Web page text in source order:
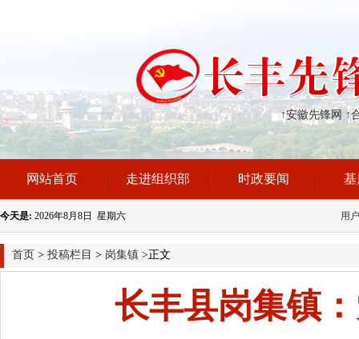
↑安徽先锋网 ↑
网站首页 走进组织部 时政要闻 基
今天是: 2026年8月8日 星期六 用
首页 > 投稿栏目 > 岗集镇 >正文
长丰县岗集镇